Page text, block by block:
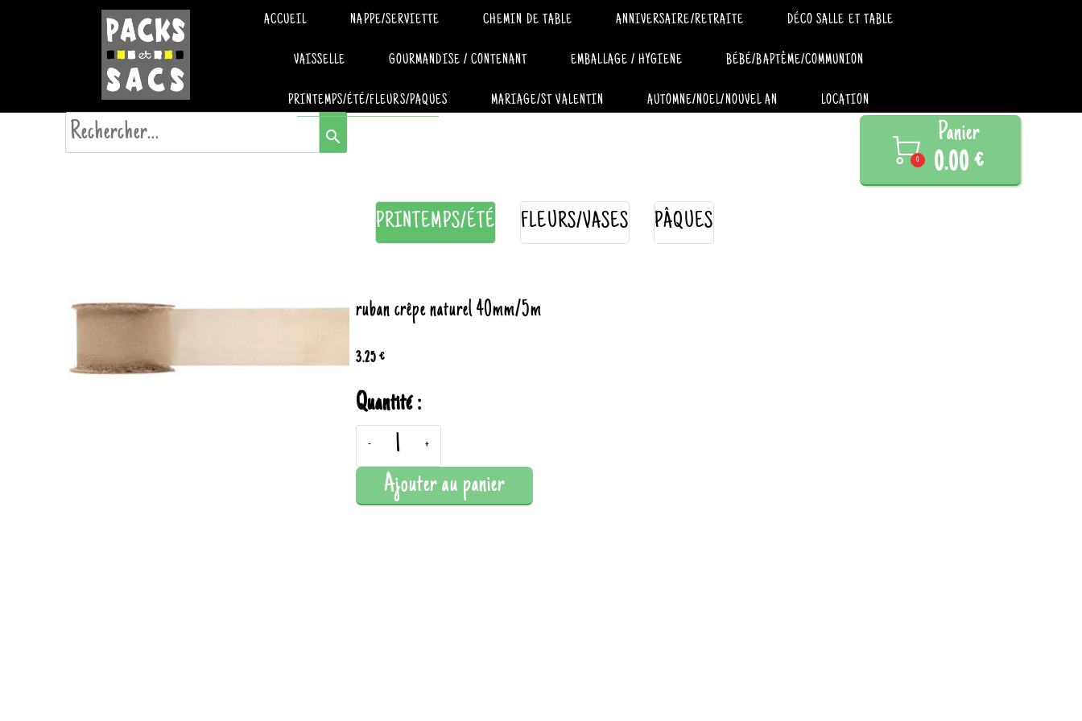
ACCUEIL NAPPE/SERVIETTE CHEMIN DE TABLE ANNIVERSAIRE/RETRAITE DÉCO SALLE ET TABLE
VAISSELLE GOURMANDISE / CONTENANT EMBALLAGE / HYGIENE BÉBÉ/BAPTÊME/COMMUNION
PRINTEMPS/ÉTÉ/FLEURS/PAQUES MARIAGE/ST VALENTIN AUTOMNE/NOEL/NOUVEL AN LOCATION
search 
0
Panier
0.00 €
PRINTEMPS/ÉTÉ FLEURS/VASES PÂQUES
ruban crêpe naturel 40mm/5m
3.25 €
Quantité :
- +
Ajouter au panier